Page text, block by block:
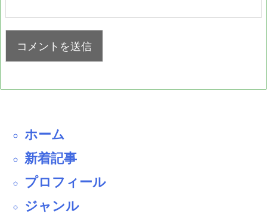
ホーム
新着記事
プロフィール
ジャンル